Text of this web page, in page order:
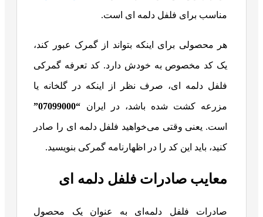
مناسب برای فلفل دلمه ای است.
هر محصولی برای اینکه بتواند از گمرک عبور کند،
یک کد مخصوص به خودش دارد. کد تعرفه گمرکی
فلفل دلمه ای، صرف نظر از اینکه در گلخانه یا
مزرعه کشت شده باشد، در ایران “07099000”
است. یعنی وقتی می‌خواهید فلفل دلمه ای را صادر
کنید، باید این کد را در اظهارنامه گمرکی بنویسید.
معایب صادرات فلفل دلمه ای
صادرات فلفل دلمه‌ای به عنوان یک محصول